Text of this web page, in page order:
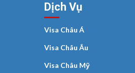
Dịch Vụ
Visa Châu Á
Visa Châu Âu
Visa Châu Mỹ